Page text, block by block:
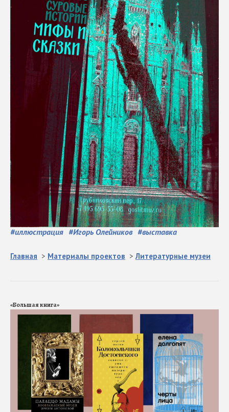
#иллюстрация #Игорь Олейников #выставка
Главная > Материалы проектов >Литературные музеи
«Большая книга»